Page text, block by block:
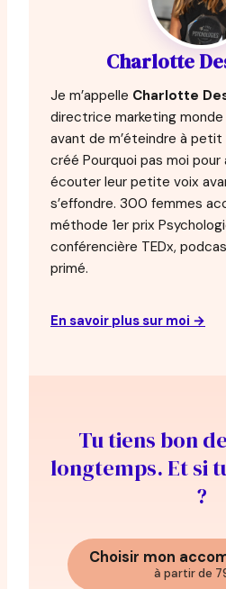
Charlotte
Je m’appelle Charlotte
directrice marketing monde
avant de m’éteindre à petit
créé Pourquoi pas moi
écouter leur petite voix
s’effondre. 300 femmes
méthode 1er prix
conférencière TEDx,
primé.
En savoir plus sur moi →
Tu tiens bon
longtemps. Et si
?
Choisir mon
à partir de